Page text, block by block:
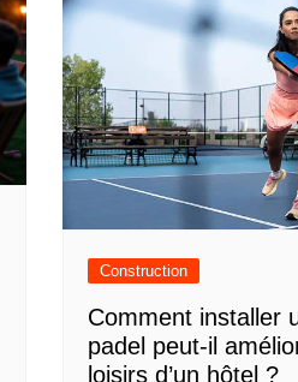
Construction
Comment installer
padel peut-il
loisirs d’un hôtel ?